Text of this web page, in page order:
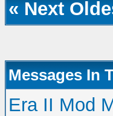
« Next
Messages In
Era II Mod